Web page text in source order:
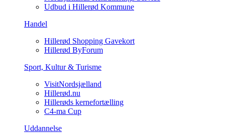
Udbud i Hillerød Kommune
Handel
Hillerød Shopping Gavekort
Hillerød ByForum
Sport, Kultur & Turisme
VisitNordsjælland
Hillerød.nu
Hillerøds kernefortælling
C4-ma Cup
Uddannelse